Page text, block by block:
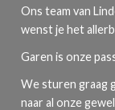
Ons team van
wenst je het
Garen is onze
We sturen graag
naar al onze